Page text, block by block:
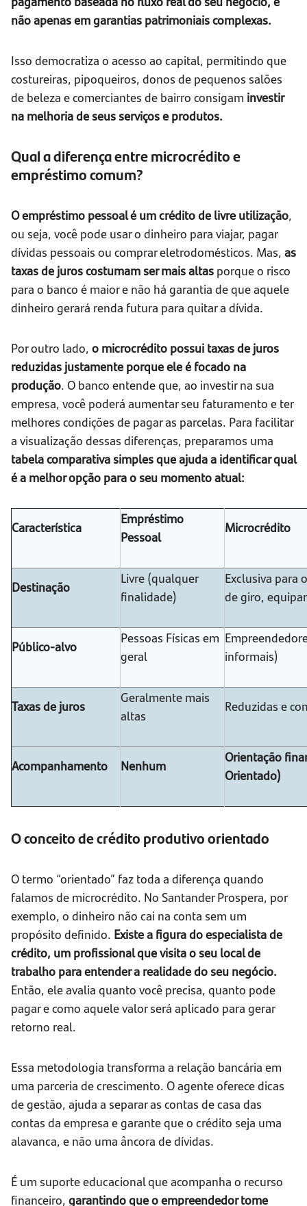
não apenas em garantias patrimoniais complexas.
Isso democratiza o acesso ao capital, permitindo que
costureiras, pipoqueiros, donos de pequenos salões
de beleza e comerciantes de bairro consigam investir
na melhoria de seus serviços e produtos.
Qual a diferença entre microcrédito e
empréstimo comum?
O empréstimo pessoal é um crédito de livre utilização,
ou seja, você pode usar o dinheiro para viajar, pagar
dívidas pessoais ou comprar eletrodomésticos. Mas, as
taxas de juros costumam ser mais altas porque o risco
para o banco é maior e não há garantia de que aquele
dinheiro gerará renda futura para quitar a dívida.
Por outro lado, o microcrédito possui taxas de juros
reduzidas justamente porque ele é focado na
produção. O banco entende que, ao investir na sua
empresa, você poderá aumentar seu faturamento e ter
melhores condições de pagar as parcelas. Para facilitar
a visualização dessas diferenças, preparamos uma
tabela comparativa simples que ajuda a identificar qual
é a melhor opção para o seu momento atual:
Característica
Empréstimo
Pessoal
Microcrédito
Destinação
Livre (qualquer
finalidade)
Exclusiva para
de giro,
Público-alvo
Pessoas Físicas em
geral
informais)
Taxas de juros
Geralmente mais
altas
Reduzidas e
Acompanhamento Nenhum
Orientação
Orientado)
O conceito de crédito produtivo orientado
O termo “orientado” faz toda a diferença quando
falamos de microcrédito. No Santander Prospera, por
exemplo, o dinheiro não cai na conta sem um
propósito definido. Existe a figura do especialista de
crédito, um profissional que visita o seu local de
trabalho para entender a realidade do seu negócio.
Então, ele avalia quanto você precisa, quanto pode
pagar e como aquele valor será aplicado para gerar
retorno real.
Essa metodologia transforma a relação bancária em
uma parceria de crescimento. O agente oferece dicas
de gestão, ajuda a separar as contas de casa das
contas da empresa e garante que o crédito seja uma
alavanca, e não uma âncora de dívidas.
É um suporte educacional que acompanha o recurso
financeiro, garantindo que o empreendedor tome